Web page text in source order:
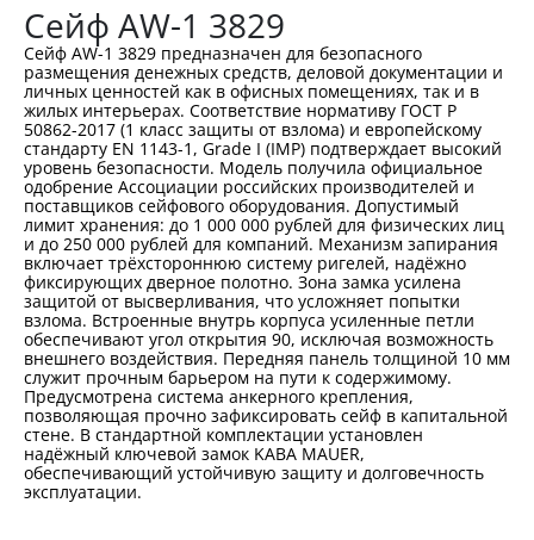
Сейф AW-1 3829
Сейф AW-1 3829 предназначен для безопасного
размещения денежных средств, деловой документации и
личных ценностей как в офисных помещениях, так и в
жилых интерьерах. Соответствие нормативу ГОСТ Р
50862-2017 (1 класс защиты от взлома) и европейскому
стандарту EN 1143-1, Grade I (IMP) подтверждает высокий
уровень безопасности. Модель получила официальное
одобрение Ассоциации российских производителей и
поставщиков сейфового оборудования. Допустимый
лимит хранения: до 1 000 000 рублей для физических лиц
и до 250 000 рублей для компаний. Механизм запирания
включает трёхстороннюю систему ригелей, надёжно
фиксирующих дверное полотно. Зона замка усилена
защитой от высверливания, что усложняет попытки
взлома. Встроенные внутрь корпуса усиленные петли
обеспечивают угол открытия 90, исключая возможность
внешнего воздействия. Передняя панель толщиной 10 мм
служит прочным барьером на пути к содержимому.
Предусмотрена система анкерного крепления,
позволяющая прочно зафиксировать сейф в капитальной
стене. В стандартной комплектации установлен
надёжный ключевой замок KABA MAUER,
обеспечивающий устойчивую защиту и долговечность
эксплуатации.